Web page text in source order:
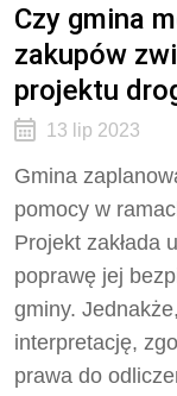
Czy gmina
zakupów
projektu
13 lip 2023
Gmina
pomocy w
Projekt zakłada
poprawę jej
gminy.
interpretację,
prawa do